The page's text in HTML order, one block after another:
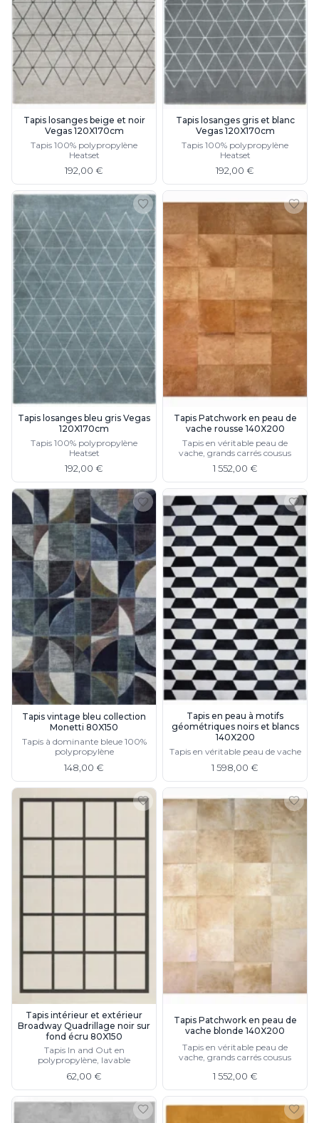
Tapis losanges beige et noir
Vegas 120X170cm
Tapis 100% polypropylène
Heatset
192,00 €
Tapis losanges gris et blanc
Vegas 120X170cm
Tapis 100% polypropylène
Heatset
192,00 €
Tapis losanges bleu gris Vegas
120X170cm
Tapis 100% polypropylène
Heatset
192,00 €
Tapis Patchwork en peau de
vache rousse 140X200
Tapis en véritable peau de
vache, grands carrés cousus
1 552,00 €
Tapis vintage bleu collection
Monetti 80X150
Tapis à dominante bleue 100%
polypropylène
148,00 €
Tapis en peau à motifs
géométriques noirs et blancs
140X200
Tapis en véritable peau de vache
1 598,00 €
Tapis intérieur et extérieur
Broadway Quadrillage noir sur
fond écru 80X150
Tapis In and Out en
polypropylène, lavable
62,00 €
Tapis Patchwork en peau de
vache blonde 140X200
Tapis en véritable peau de
vache, grands carrés cousus
1 552,00 €